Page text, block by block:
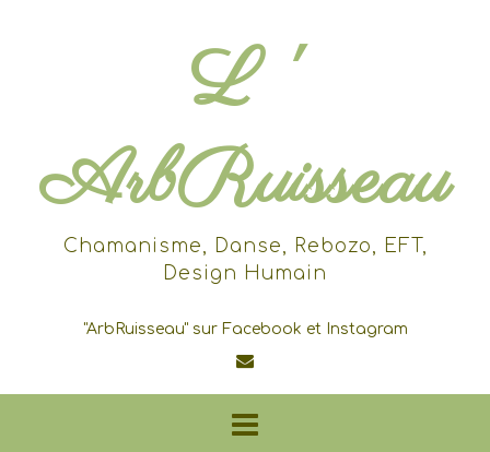
L '
ArbRuisseau
Chamanisme, Danse, Rebozo, EFT,
Design Humain
"ArbRuisseau" sur Facebook et Instagram